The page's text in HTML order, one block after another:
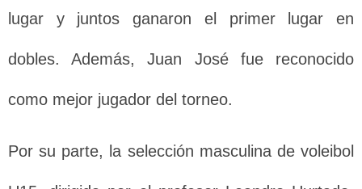
lugar y juntos ganaron el primer lugar en
dobles. Además, Juan José fue reconocido
como mejor jugador del torneo.
Por su parte, la selección masculina de voleibol